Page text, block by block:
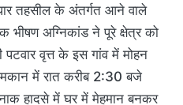
तहसील के अंतर्गत आने वाले
भीषण अग्निकांड ने पूरे क्षेत्र को
वृत्त के इस गांव में मोहन
मकान में रात करीब 2:30 बजे
हादसे में घर में मेहमान बनकर